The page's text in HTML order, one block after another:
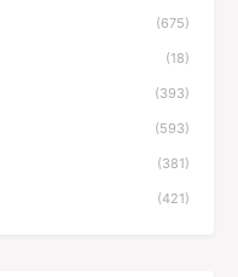
(675)
(18)
(393)
(593)
(381)
(421)